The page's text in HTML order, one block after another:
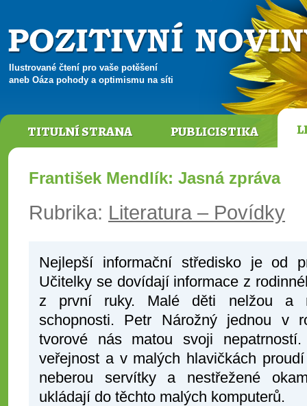
Ilustrované čtení pro vaše potěšení
aneb Oáza pohody a optimismu na síti
TITULNÍ STRANA PUBLICISTIKA
František Mendlík: Jasná zpráva
Rubrika: Literatura – Povídky
Nejlepší informační středisko je od
Učitelky se dovídají informace z
z první ruky. Malé děti nelžou a
schopnosti. Petr Nárožný jednou v
tvorové nás matou svoji
veřejnost a v malých hlavičkách
neberou servítky a nestřežené
ukládají do těchto malých komputerů.